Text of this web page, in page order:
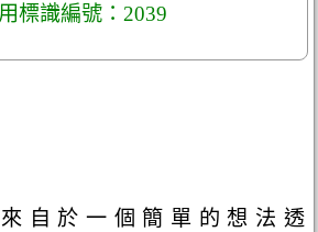
標識編號：2039
自於一個簡單的想法透